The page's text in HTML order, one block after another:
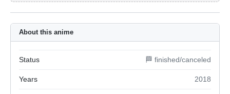
About this anime
Status 🏁 finished/canceled
Years 2018